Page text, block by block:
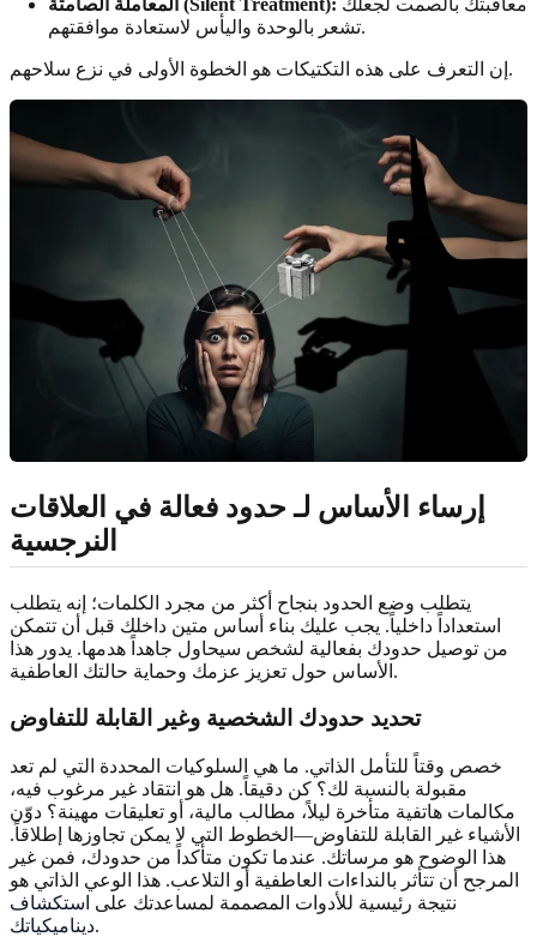
تشعر بالوحدة واليأس لاستعادة موافقتهم.
إن التعرف على هذه التكتيكات هو الخطوة الأولى في نزع سلاحهم.
إرساء الأساس لـ حدود فعالة في العلاقات
النرجسية
يتطلب وضع الحدود بنجاح أكثر من مجرد الكلمات؛ إنه يتطلب
استعداداً داخلياً. يجب عليك بناء أساس متين داخلك قبل أن تتمكن
من توصيل حدودك بفعالية لشخص سيحاول جاهداً هدمها. يدور هذا
الأساس حول تعزيز عزمك وحماية حالتك العاطفية.
تحديد حدودك الشخصية وغير القابلة للتفاوض
خصص وقتاً للتأمل الذاتي. ما هي السلوكيات المحددة التي لم تعد
مقبولة بالنسبة لك؟ كن دقيقاً. هل هو انتقاد غير مرغوب فيه،
مكالمات هاتفية متأخرة ليلاً، مطالب مالية، أو تعليقات مهينة؟ دوّن
الأشياء غير القابلة للتفاوض—الخطوط التي لا يمكن تجاوزها إطلاقاً.
هذا الوضوح هو مرساتك. عندما تكون متأكداً من حدودك، فمن غير
المرجح أن تتأثر بالنداءات العاطفية أو التلاعب. هذا الوعي الذاتي هو
نتيجة رئيسية للأدوات المصممة لمساعدتك على استكشاف
ديناميكياتك.